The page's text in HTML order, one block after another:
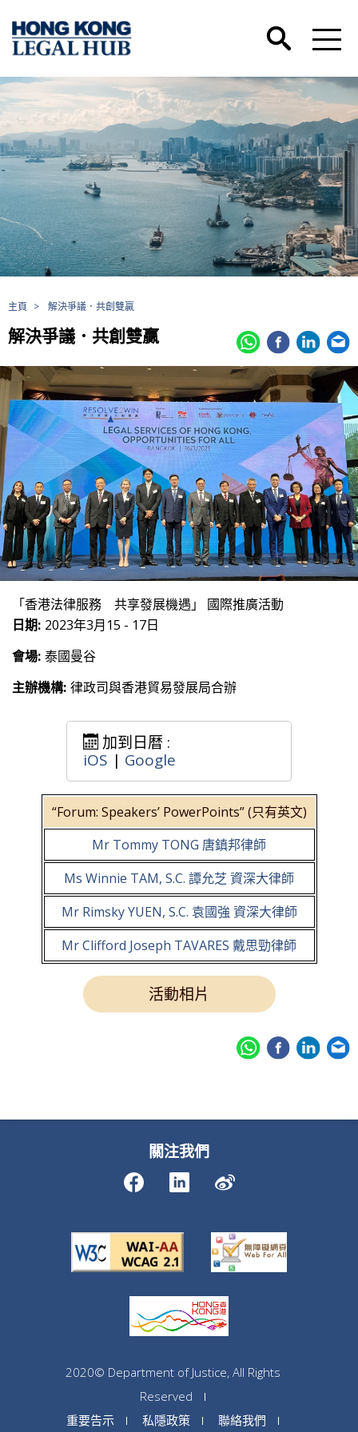
主頁 > 解決爭議．共創雙贏
解決爭議．共創雙贏
「香港法律服務 共享發展機遇」 國際推廣活動
日期: 2023年3月15 - 17日
會場: 泰國曼谷
主辦機構: 律政司與香港貿易發展局合辦
加到日暦 :
iOS | Google
“Forum: Speakers’ PowerPoints” (只有英文)
Mr Tommy TONG 唐鎮邦律師
Ms Winnie TAM, S.C. 譚允芝 資深大律師
Mr Rimsky YUEN, S.C. 袁國強 資深大律師
Mr Clifford Joseph TAVARES 戴思勁律師
活動相片
關注我們
2020© Department of Justice, All Rights
Reserved
重要告示
私隱政策 聯絡我們